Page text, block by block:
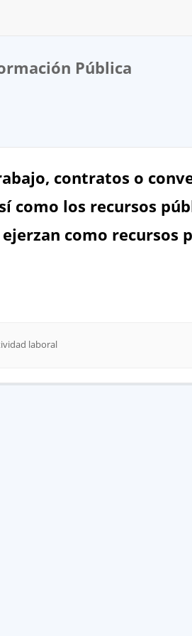
Pública
contratos o
como los recursos
como recursos
laboral